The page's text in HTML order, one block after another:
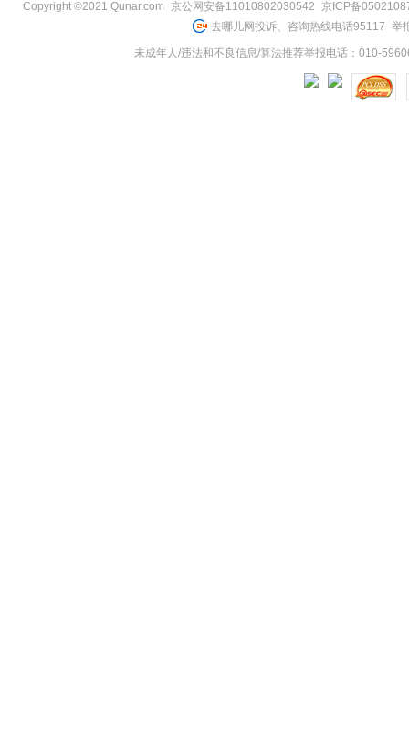
Copyright ©2021 Qunar.com 京公网安备11010802030542
京ICP备
去哪儿网投诉、咨询热线电话95117 举
未成年人/违法和不良信息/算法推荐举报电话：010-